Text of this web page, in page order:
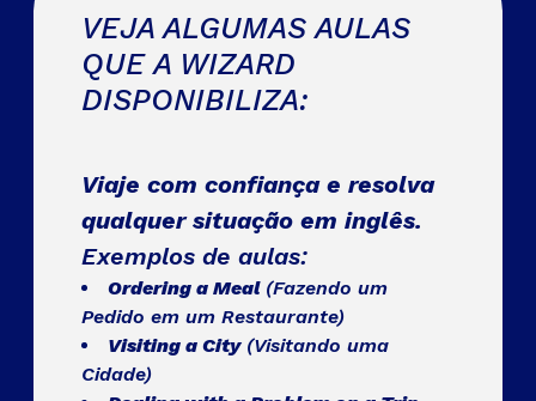
VEJA ALGUMAS AULAS
QUE A WIZARD
DISPONIBILIZA:
Viaje com confiança e resolva
qualquer situação em inglês.
Exemplos de aulas:
Ordering a Meal(Fazendo um
Pedido em um Restaurante)
Visiting a City(Visitando uma
Cidade)